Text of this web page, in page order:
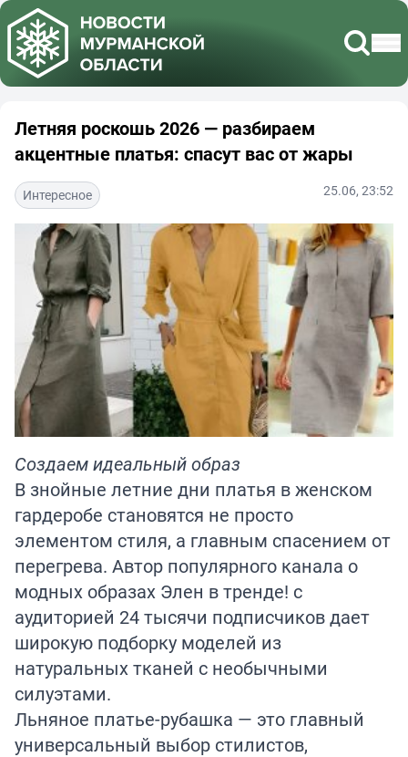
Летняя роскошь 2026 — разбираем
акцентные платья: спасут вас от жары
Интересное 25.06, 23:52
Создаем идеальный образ
В знойные летние дни платья в женском
гардеробе становятся не просто
элементом стиля, а главным спасением от
перегрева. Автор популярного канала о
модных образах Элен в тренде! с
аудиторией 24 тысячи подписчиков дает
широкую подборку моделей из
натуральных тканей с необычными
силуэтами.
Льняное платье-рубашка — это главный
универсальный выбор стилистов,